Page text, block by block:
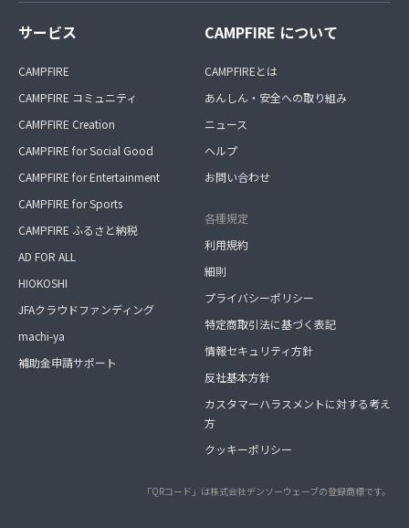
サービス
CAMPFIRE
CAMPFIRE コミュニティ
CAMPFIRE Creation
CAMPFIRE for Social Good
CAMPFIRE for Entertainment
CAMPFIRE for Sports
CAMPFIRE ふるさと納税
AD FOR ALL
HIOKOSHI
JFAクラウドファンディング
machi-ya
補助金申請サポート
CAMPFIRE について
CAMPFIREとは
あんしん・安全への取り組み
ニュース
ヘルプ
お問い合わせ
各種規定
利用規約
細則
プライバシーポリシー
特定商取引法に基づく表記
情報セキュリティ方針
反社基本方針
カスタマーハラスメントに対する考え
方
クッキーポリシー
「QRコード」は株式会社デンソーウェーブの登録商標です。